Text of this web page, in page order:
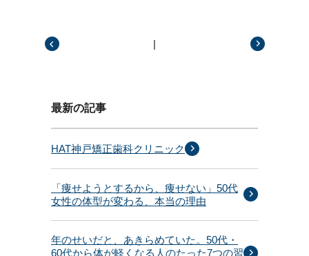
|
最新の記事
HAT神戸矯正歯科クリニック
「痩せようとするから、痩せない」50代
女性の体型が変わる、本当の理由
年のせいだと、あきらめていた。50代・
60代から体が軽くなる人のたった7つの習